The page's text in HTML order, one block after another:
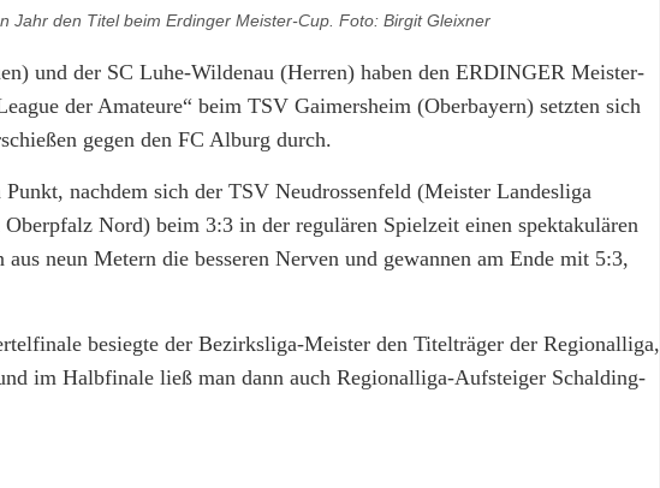
Jahr den Titel beim Erdinger Meister-Cup. Foto: Birgit Gleixner
und der SC Luhe-Wildenau (Herren) haben den ERDINGER Meister-
der Amateure“ beim TSV Gaimersheim (Oberbayern) setzten sich
gegen den FC Alburg durch.
nachdem sich der TSV Neudrossenfeld (Meister Landesliga
Nord) beim 3:3 in der regulären Spielzeit einen spektakulären
neun Metern die besseren Nerven und gewannen am Ende mit 5:3,
besiegte der Bezirksliga-Meister den Titelträger der Regionalliga,
im Halbfinale ließ man dann auch Regionalliga-Aufsteiger Schalding-